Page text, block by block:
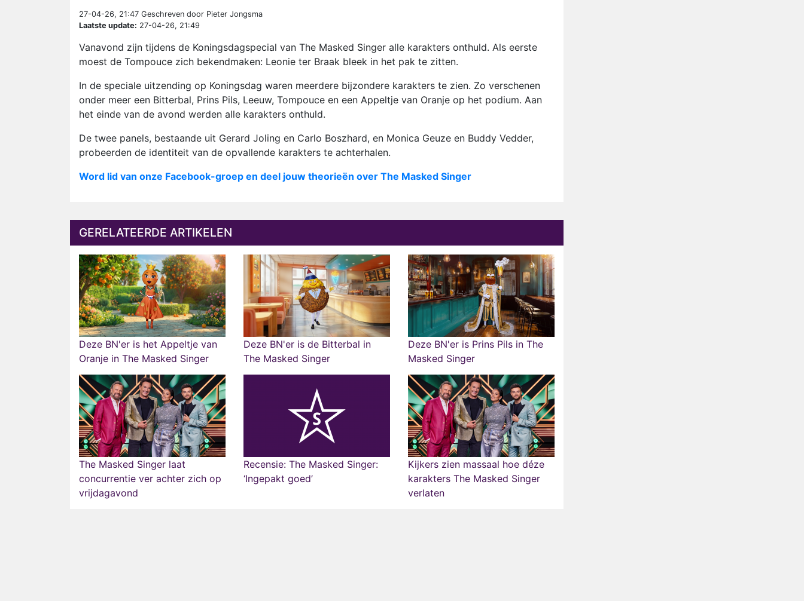
27-04-26, 21:47 Geschreven door Pieter Jongsma
Laatste update: 27-04-26, 21:49
Vanavond zijn tijdens de Koningsdagspecial van The Masked Singer alle karakters onthuld. Als eerste
moest de Tompouce zich bekendmaken: Leonie ter Braak bleek in het pak te zitten.
In de speciale uitzending op Koningsdag waren meerdere bijzondere karakters te zien. Zo verschenen
onder meer een Bitterbal, Prins Pils, Leeuw, Tompouce en een Appeltje van Oranje op het podium. Aan
het einde van de avond werden alle karakters onthuld.
De twee panels, bestaande uit Gerard Joling en Carlo Boszhard, en Monica Geuze en Buddy Vedder,
probeerden de identiteit van de opvallende karakters te achterhalen.
Word lid van onze Facebook-groep en deel jouw theorieën over The Masked Singer
GERELATEERDE ARTIKELEN
Deze BN'er is het Appeltje van
Oranje in The Masked Singer
Deze BN'er is de Bitterbal in
The Masked Singer
Deze BN'er is Prins Pils in The
Masked Singer
The Masked Singer laat
concurrentie ver achter zich op
vrijdagavond
Recensie: The Masked Singer:
‘Ingepakt goed’
Kijkers zien massaal hoe déze
karakters The Masked Singer
verlaten